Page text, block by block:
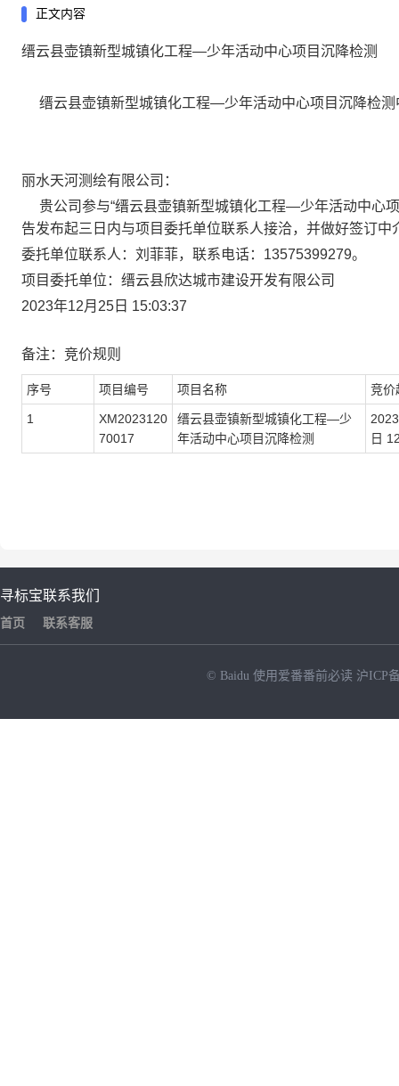
正文内容
缙云县壶镇新型城镇化工程—少年活动中心项目沉降检测
缙云县壶镇新型城镇化工程—少年活动中心项目沉降检测
丽水天河测绘有限公司 ：
贵公司参与“缙云县壶镇新型城镇化工程—少年活动中心
告发布起三日内与项目委托单位联系人接洽，并做好签订
委托单位联系人： 刘菲菲，联系电话： 13575399279。
项目委托单位 ： 缙云县欣达城市建设开发有限公司
2023年12月 25 日 15:03:37
备注： 竞价规则
序号 项目编号 项目名称 竞价
1
XM2023120
70017
缙云县壶镇新型城镇化工程—少
年活动中心项目沉降检测
2023
日
寻标宝
首页
联系我们
联系客服
© Baidu 使用爱番番前必读 沪ICP